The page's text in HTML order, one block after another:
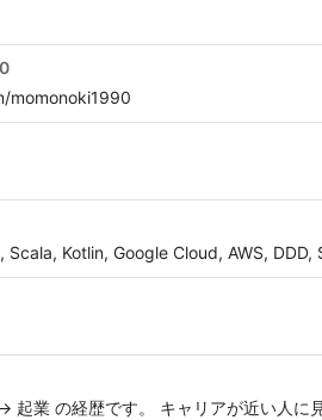
momonoki1990
Kotlin, Google Cloud, AWS, DDD,
起業 の経歴です。 キャリアが近い人に